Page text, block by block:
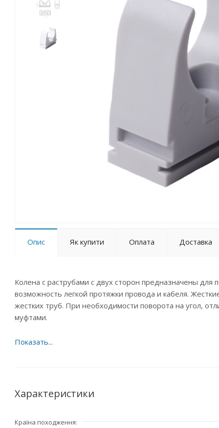
Опис Як купити Оплата Доставка
Колена с раструбами с двух сторон предназначены для
возможность легкой протяжки провода и кабеля.
жестких труб. При необходимости поворота на угол,
муфтами.
Характеристики
Країна походження